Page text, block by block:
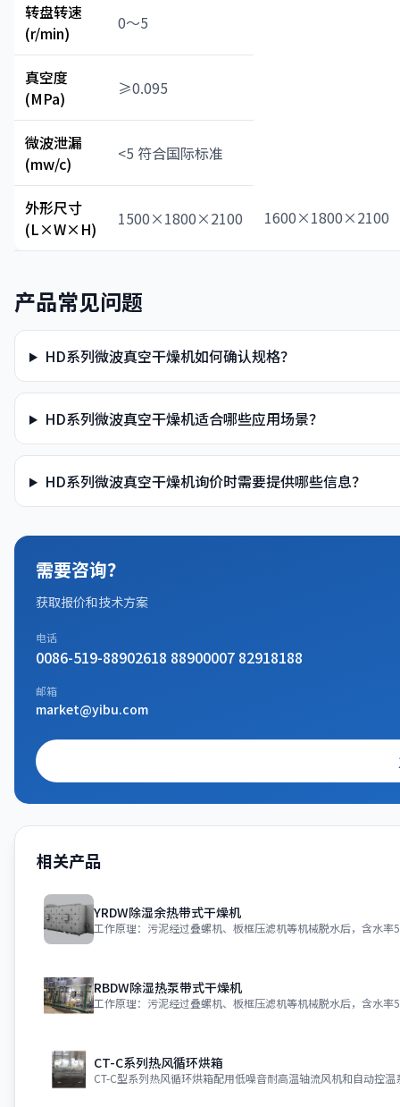
转盘转速
(r/min)
0～5
真空度
(MPa)
≥0.095
微波泄漏
(mw/c)
<5 符合国际标准
外形尺寸
(L×W×H)
1500×1800×2100 1600×1800×2100
产品常见问题
HD系列微波真空干燥机如何确认规格？
HD系列微波真空干燥机适合哪些应用场景？
HD系列微波真空干燥机询价时需要提供哪些信息？
需要咨询？
获取报价和技术方案
电话
0086-519-88902618 88900007 82918188
邮箱
market@yibu.com
相关产品
YRDW除湿余热带式干燥机
工作原理：污泥经过叠螺机、板框压滤机等机械脱水后，含水率
RBDW除湿热泵带式干燥机
工作原理：污泥经过叠螺机、板框压滤机等机械脱水后，含水率
CT-C系列热风循环烘箱
CT-C型系列热风循环烘箱配用低噪音耐高温轴流风机和自动控